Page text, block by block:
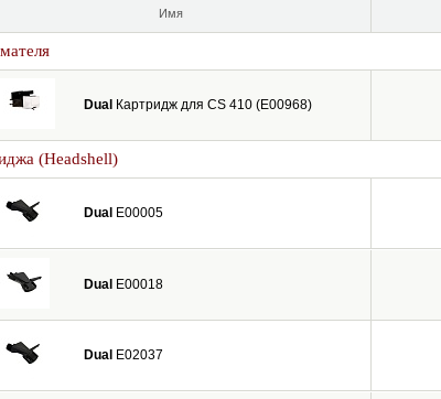
Имя
Dual Картридж для CS 410 (E00968)
(Headshell)
Dual E00005
Dual E00018
Dual E02037